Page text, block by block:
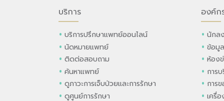
บริการ
บริการปรึกษาแพทย์ออนไลน์
นัดหมายแพทย์
ติดต่อสอบถาม
ค้นหาแพทย์
ดูภาวะการเจ็บป่วยและการรักษา
ดูศูนย์การรักษา
องค์ก
นักล
ข้อมู
ห้อง
การ
การ
เครื่